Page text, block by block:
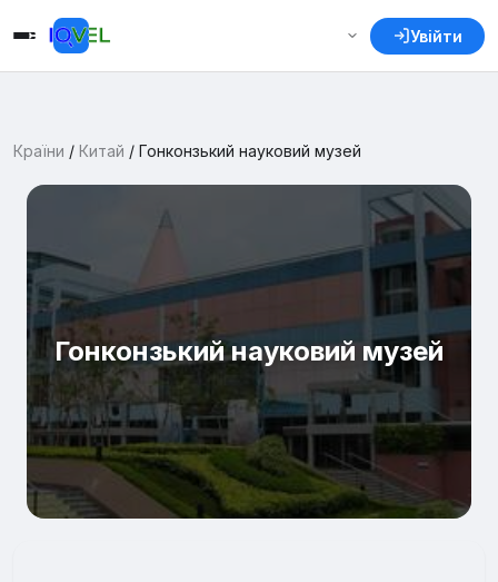
Увійти
Країни / Китай / Гонконзький науковий музей
Гонконзький науковий музей